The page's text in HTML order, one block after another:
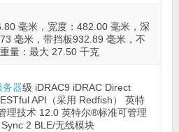
毫米，宽度：482.00 毫米，深
毫米，带挡板932.89 毫米，不
量：最大 27.50 千克
务器级 iDRAC9 iDRAC Direct
API（采用 Redfish） 英特
理技术 12.0 英特尔®标准可管理
2 BLE/无线模块